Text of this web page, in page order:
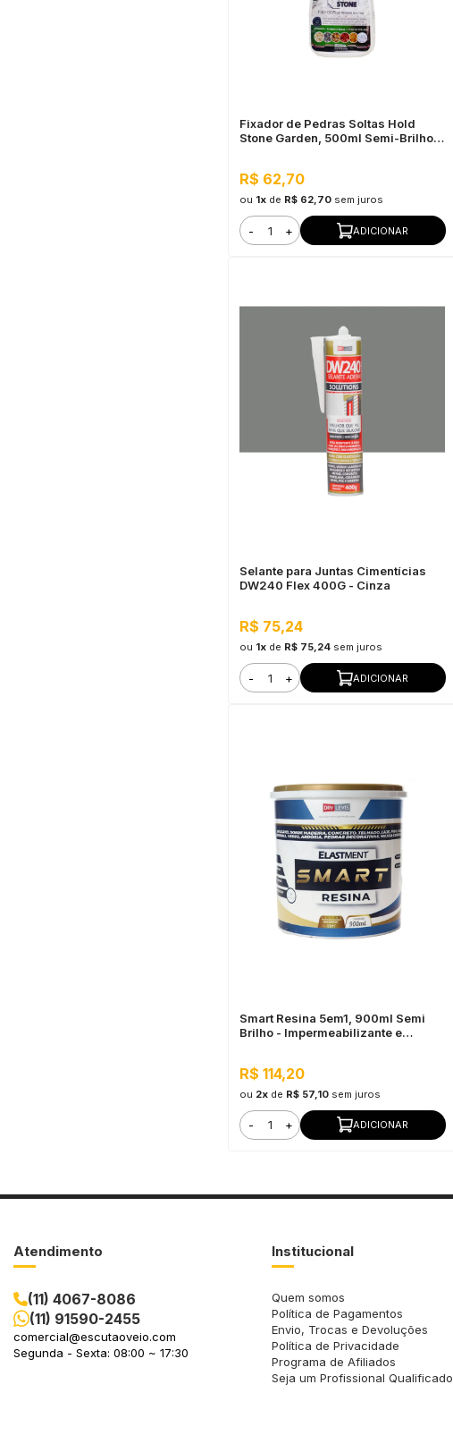
Fixador de Pedras Soltas Hold
Stone Garden, 500ml Semi-Brilho -
R$ 62,70
ou 1x de R$ 62,70 sem juros
- + ADICIONAR
Selante para Juntas Cimentícias
DW240 Flex 400G - Cinza
R$ 75,24
ou 1x de R$ 75,24 sem juros
- + ADICIONAR
Smart Resina 5em1, 900ml Semi
Brilho - Impermeabilizante e
R$ 114,20
ou 2x de R$ 57,10 sem juros
- + ADICIONAR
Atendimento
(11) 4067-8086
(11) 91590-2455
comercial@escutaoveio.com
Segunda - Sexta: 08:00 ~ 17:30
Institucional
Quem somos
Política de Pagamentos
Envio, Trocas e Devoluções
Política de Privacidade
Programa de Afiliados
Seja um Profissional Qualificado